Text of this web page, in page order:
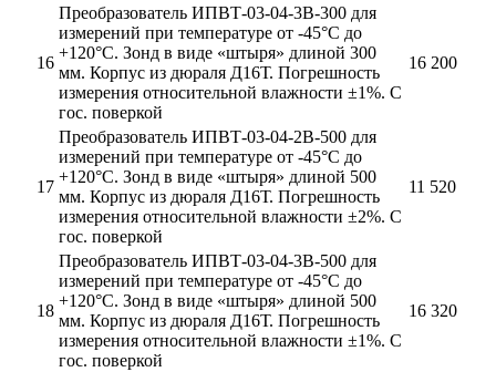
16
Преобразователь ИПВТ-03-04-3В-300 для
измерений при температуре от -45°С до
+120°С. Зонд в виде «штыря» длиной 300
мм. Корпус из дюраля Д16Т. Погрешность
измерения относительной влажности ±1%. С
гос. поверкой
16 200
17
Преобразователь ИПВТ-03-04-2В-500 для
измерений при температуре от -45°С до
+120°С. Зонд в виде «штыря» длиной 500
мм. Корпус из дюраля Д16Т. Погрешность
измерения относительной влажности ±2%. С
гос. поверкой
11 520
18
Преобразователь ИПВТ-03-04-3В-500 для
измерений при температуре от -45°С до
+120°С. Зонд в виде «штыря» длиной 500
мм. Корпус из дюраля Д16Т. Погрешность
измерения относительной влажности ±1%. С
гос. поверкой
16 320